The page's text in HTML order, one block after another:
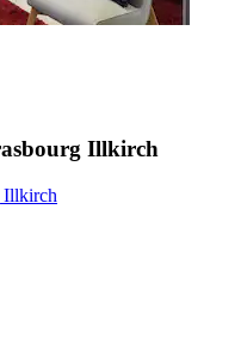
Illkirch
Illkirch